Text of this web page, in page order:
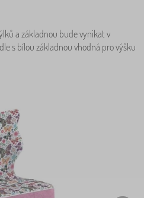
a základnou bude vynikat v
s bílou základnou vhodná pro výšku